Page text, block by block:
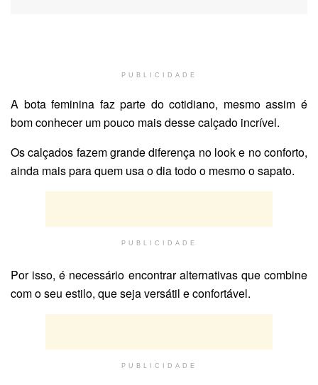
PUBLICIDADE
A bota feminina faz parte do cotidiano, mesmo assim é
bom conhecer um pouco mais desse calçado incrível.
Os calçados fazem grande diferença no look e no conforto,
ainda mais para quem usa o dia todo o mesmo o sapato.
PUBLICIDADE
Por isso, é necessário encontrar alternativas que combine
com o seu estilo, que seja versátil e confortável.
PUBLICIDADE